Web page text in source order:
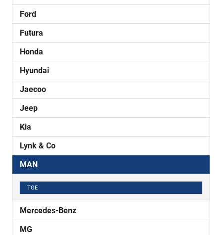
Ford
Futura
Honda
Hyundai
Jaecoo
Jeep
Kia
Lynk & Co
MAN
TGE
Mercedes-Benz
MG